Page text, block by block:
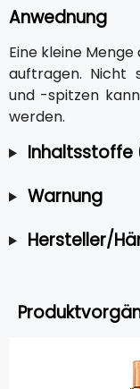
Anwednung
Eine kleine
auftragen. Nicht
und -spitzen
werden.
Inhaltsstoffe
Warnung
Hersteller/